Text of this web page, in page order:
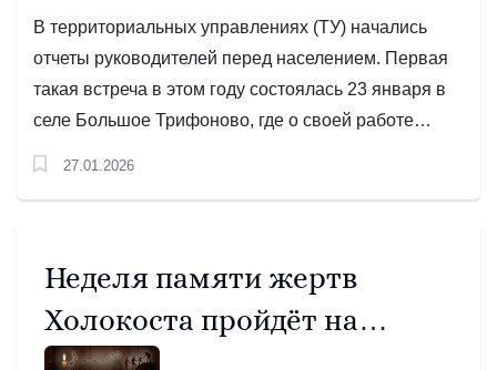
В территориальных управлениях (ТУ) начались
отчеты руководителей перед населением. Первая
такая встреча в этом году состоялась 23 января в
селе Большое Трифоново, где о своей работе
рассказал начальник ТУ Игорь Владимирович
27.01.2026
Неделя памяти жертв
Холокоста пройдёт на
Среднем Урале